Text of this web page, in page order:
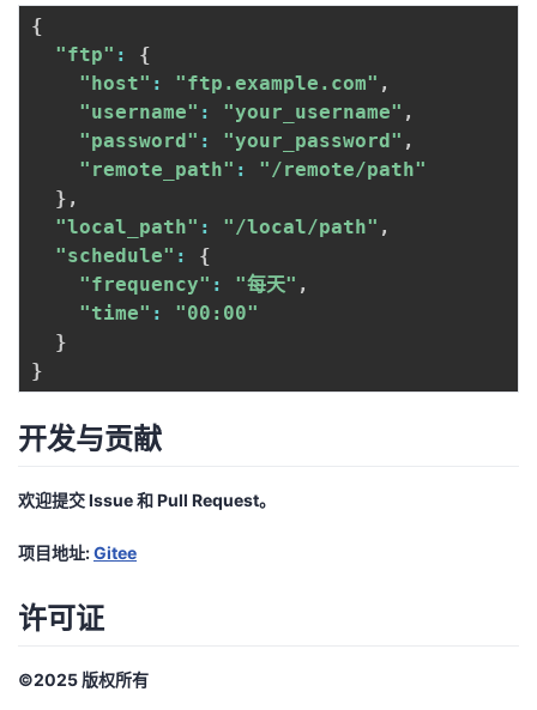
{
"ftp" :
{
"host" : "ftp.example.com" ,
"username" : "your_username" ,
"password" : "your_password" ,
"remote_path" :
"/remote/path"
} ,
"local_path" : "/local/path" ,
"schedule" :
{
"frequency" : "每天" ,
"time" :
"00:00"
}
}
开发与贡献
欢迎提交 Issue 和 Pull Request。
项目地址:Gitee
许可证
©2025 版权所有